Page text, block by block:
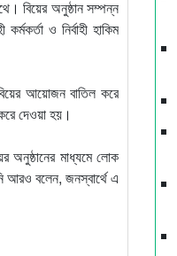
বিয়ের অনুষ্ঠান সম্পন্ন
ও নির্বাহী হাকিম
আয়োজন বাতিল করে
দেওয়া হয়।
অনুষ্ঠানের মাধ্যমে লোক
আরও বলেন, জনস্বার্থে এ